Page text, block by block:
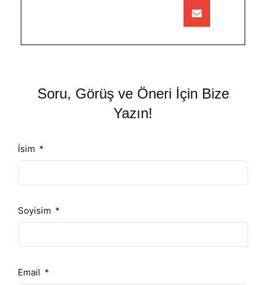
Soru, Görüş ve Öneri İçin Bize
Yazın!
İsim
Soyisim
Email